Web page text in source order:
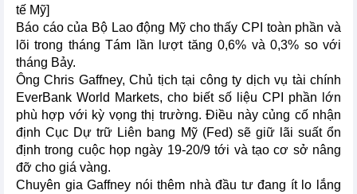
tế Mỹ]
Báo cáo của Bộ Lao động Mỹ cho thấy CPI toàn phần và
lõi trong tháng Tám lần lượt tăng 0,6% và 0,3% so với
tháng Bảy.
Ông Chris Gaffney, Chủ tịch tại công ty dịch vụ tài chính
EverBank World Markets, cho biết số liệu CPI phần lớn
phù hợp với kỳ vọng thị trường. Điều này củng cố nhận
định Cục Dự trữ Liên bang Mỹ (Fed) sẽ giữ lãi suất ổn
định trong cuộc họp ngày 19-20/9 tới và tạo cơ sở nâng
đỡ cho giá vàng.
Chuyên gia Gaffney nói thêm nhà đầu tư đang ít lo lắng